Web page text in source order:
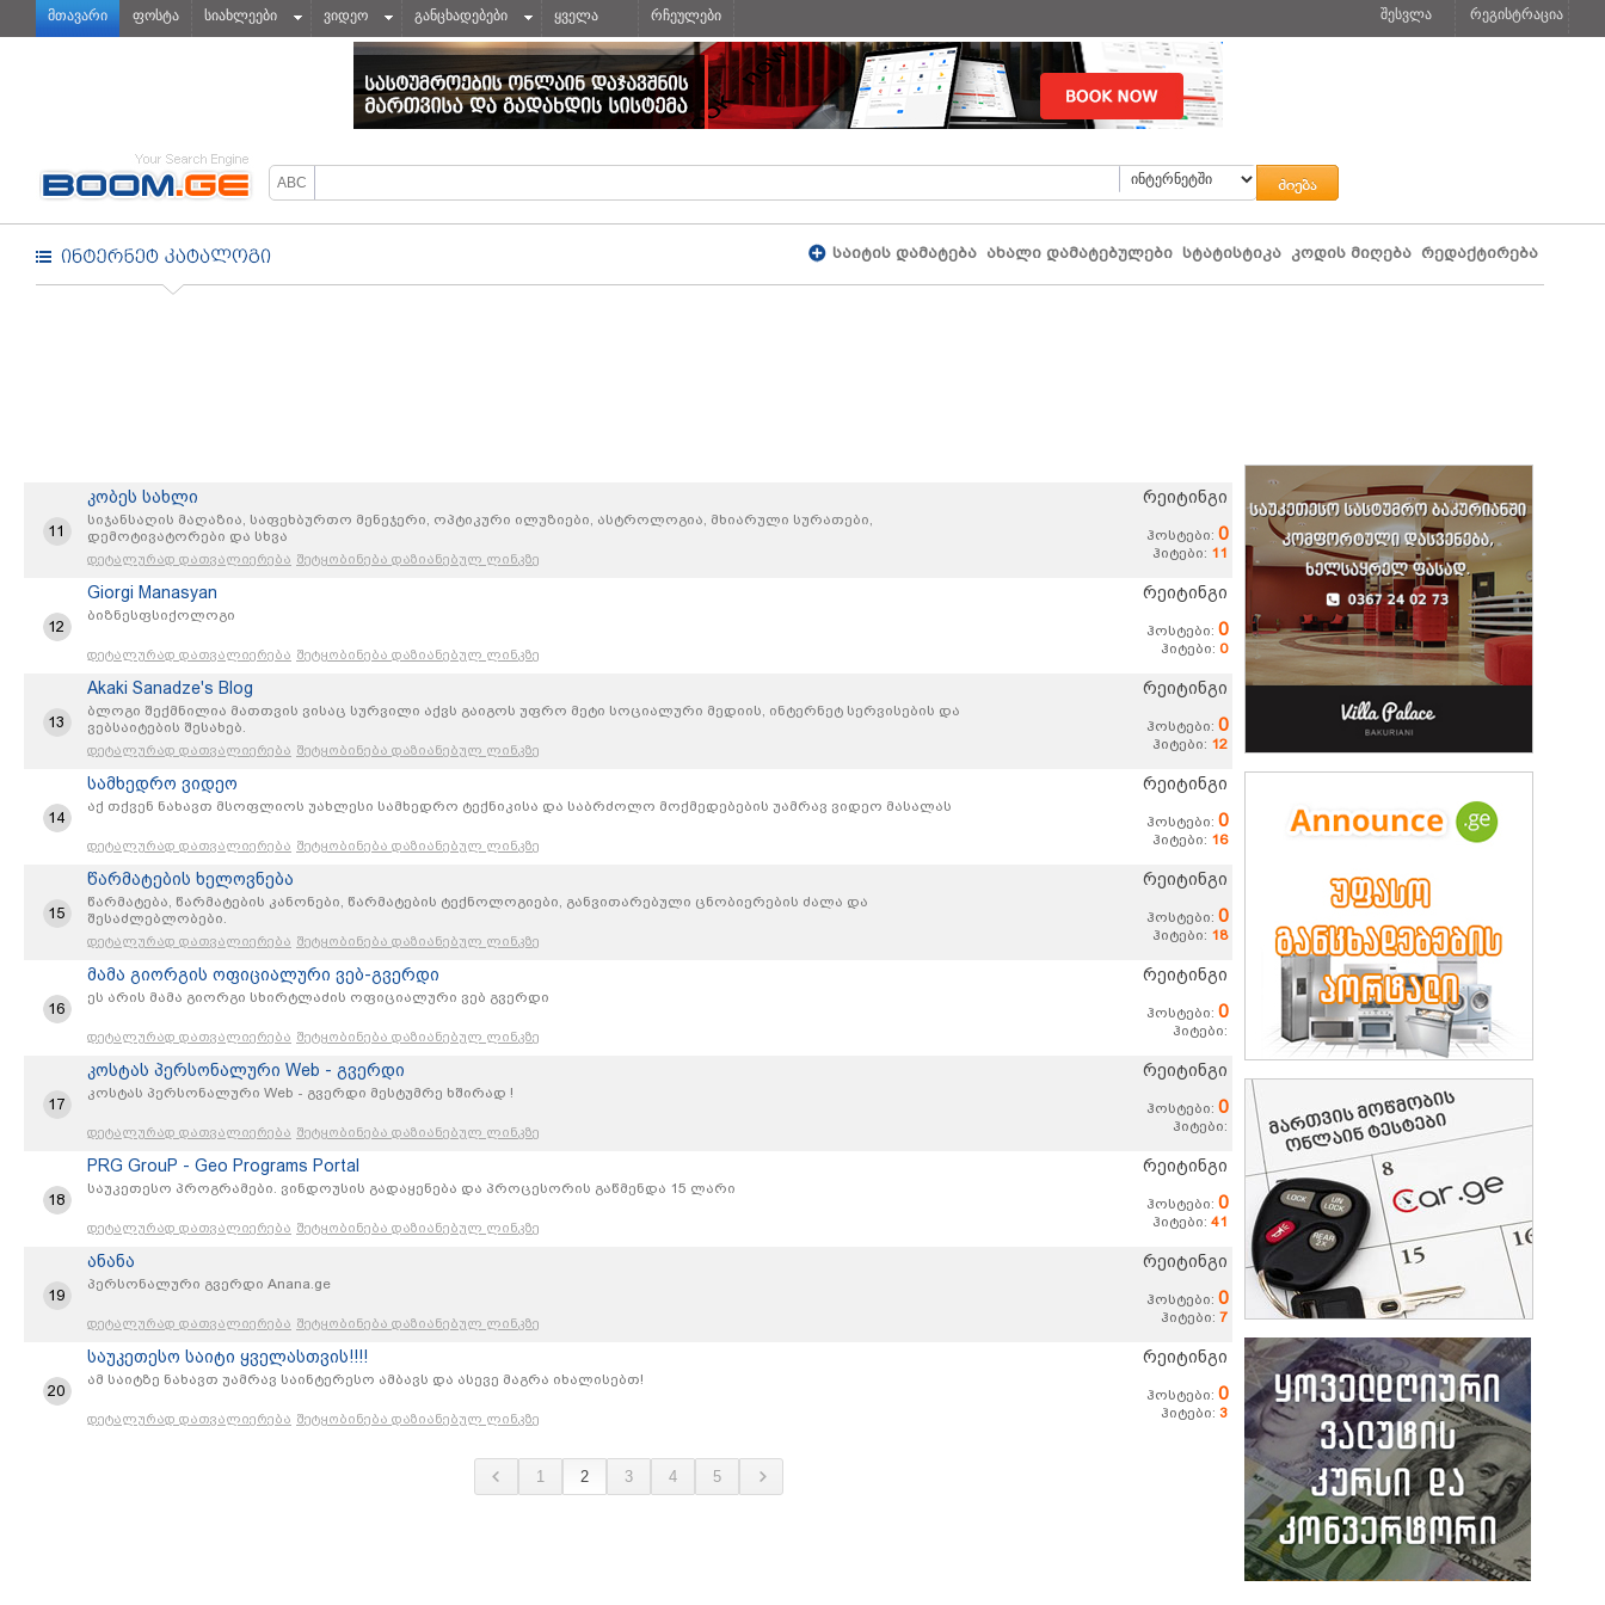
მთავარი ფოსტა სიახლეები ვიდეო განცხადებები ყველა რჩეულები შესვლა რეგისტრაცია
საიტის დამატება ახალი დამატებულები სტატისტიკა კოდის მიღება რედაქტირება
11
კობეს სახლი
სიჯანსაღის მაღაზია, საფეხბურთო მენეჯერი, ოპტიკური ილუზიები, ასტროლოგია, მხიარული სურათები,
დემოტივატორები და სხვა
დეტალურად დათვალიერება შეტყობინება დაზიანებულ ლინკზე
რეიტინგი
ჰოსტები: 0
ჰიტები: 11
12
Giorgi Manasyan
ბიზნესფსიქოლოგი
დეტალურად დათვალიერება შეტყობინება დაზიანებულ ლინკზე
რეიტინგი
ჰოსტები: 0
ჰიტები: 0
13
Akaki Sanadze's Blog
ბლოგი შექმნილია მათთვის ვისაც სურვილი აქვს გაიგოს უფრო მეტი სოციალური მედიის, ინტერნეტ სერვისების და
ვებსაიტების შესახებ.
დეტალურად დათვალიერება შეტყობინება დაზიანებულ ლინკზე
რეიტინგი
ჰოსტები: 0
ჰიტები: 12
14
სამხედრო ვიდეო
აქ თქვენ ნახავთ მსოფლიოს უახლესი სამხედრო ტექნიკისა და საბრძოლო მოქმედებების უამრავ ვიდეო მასალას
დეტალურად დათვალიერება შეტყობინება დაზიანებულ ლინკზე
რეიტინგი
ჰოსტები: 0
ჰიტები: 16
15
წარმატების ხელოვნება
წარმატება, წარმატების კანონები, წარმატების ტექნოლოგიები, განვითარებული ცნობიერების ძალა და
შესაძლებლობები.
დეტალურად დათვალიერება შეტყობინება დაზიანებულ ლინკზე
რეიტინგი
ჰოსტები: 0
ჰიტები: 18
16
მამა გიორგის ოფიციალური ვებ-გვერდი
ეს არის მამა გიორგი სხირტლაძის ოფიციალური ვებ გვერდი
დეტალურად დათვალიერება შეტყობინება დაზიანებულ ლინკზე
რეიტინგი
ჰოსტები: 0
ჰიტები:
17
კოსტას პერსონალური Web - გვერდი
კოსტას პერსონალური Web - გვერდი მესტუმრე ხშირად !
დეტალურად დათვალიერება შეტყობინება დაზიანებულ ლინკზე
რეიტინგი
ჰოსტები: 0
ჰიტები:
18
PRG GrouP - Geo Programs Portal
საუკეთესო პროგრამები. ვინდოუსის გადაყენება და პროცესორის გაწმენდა 15 ლარი
დეტალურად დათვალიერება შეტყობინება დაზიანებულ ლინკზე
რეიტინგი
ჰოსტები: 0
ჰიტები: 41
19
ანანა
პერსონალური გვერდი Anana.ge
დეტალურად დათვალიერება შეტყობინება დაზიანებულ ლინკზე
რეიტინგი
ჰოსტები: 0
ჰიტები: 7
20
საუკეთესო საიტი ყველასთვის!!!!
ამ საიტზე ნახავთ უამრავ საინტერესო ამბავს და ასევე მაგრა იხალისებთ!
დეტალურად დათვალიერება შეტყობინება დაზიანებულ ლინკზე
რეიტინგი
ჰოსტები: 0
ჰიტები: 3
1 2 3 4 5